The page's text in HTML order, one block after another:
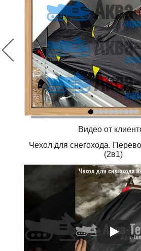
Видео от
Чехол для снегохода.
(2в1)